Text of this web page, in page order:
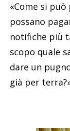
«Come si
possano
notifiche più
scopo quale
dare un
già per